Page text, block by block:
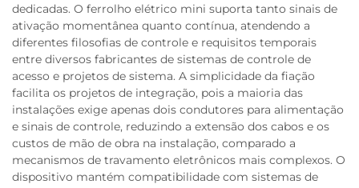
dedicadas. O ferrolho elétrico mini suporta tanto sinais de
ativação momentânea quanto contínua, atendendo a
diferentes filosofias de controle e requisitos temporais
entre diversos fabricantes de sistemas de controle de
acesso e projetos de sistema. A simplicidade da fiação
facilita os projetos de integração, pois a maioria das
instalações exige apenas dois condutores para alimentação
e sinais de controle, reduzindo a extensão dos cabos e os
custos de mão de obra na instalação, comparado a
mecanismos de travamento eletrônicos mais complexos. O
dispositivo mantém compatibilidade com sistemas de